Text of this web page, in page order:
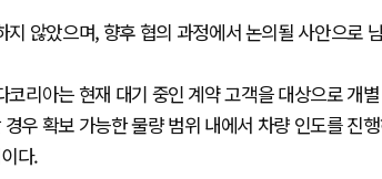
않았으며, 향후 협의 과정에서 논의될 사안으로
리아는 현재 대기 중인 계약 고객을 대상으로 개
우 확보 가능한 물량 범위 내에서 차량 인도를 진
다.